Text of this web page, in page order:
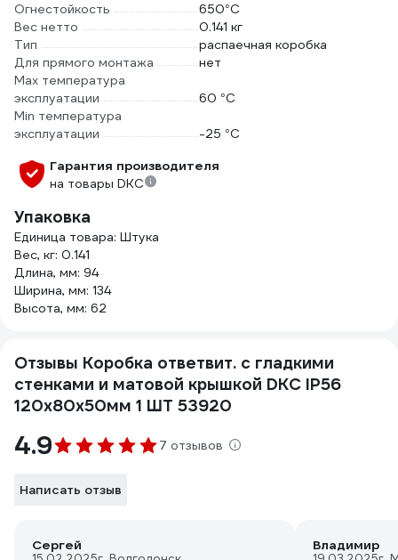
Огнестойкость
650°C
Вес нетто
0.141 кг
Тип
распаечная коробка
Для прямого монтажа
нет
Max температура
эксплуатации
60 °С
Min температура
эксплуатации
-25 °С
Гарантия производителя
на товары DKC
Упаковка
Единица товара: Штука
Вес, кг: 0.141
Длина, мм: 94
Ширина, мм: 134
Высота, мм: 62
Отзывы Коробка ответвит. с гладкими
стенками и матовой крышкой DKC IP56
120х80х50мм 1 ШТ 53920
4.9 7 отзывов
Написать отзыв
Сергей Владимир